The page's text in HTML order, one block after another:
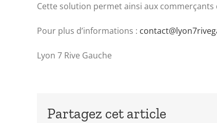
Cette solution permet ainsi aux
Pour plus d’informations :
Lyon 7 Rive Gauche
Partagez cet article